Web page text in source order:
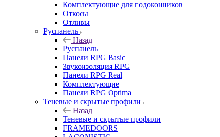
Комплектующие для подоконников
Откосы
Отливы
Руспанель
Назад
Руспанель
Панели RPG Basic
Звукоизоляция RPG
Панели RPG Real
Комплектующие
Панели RPG Optima
Теневые и скрытые профили
Назад
Теневые и скрытые профили
FRAMEDOORS